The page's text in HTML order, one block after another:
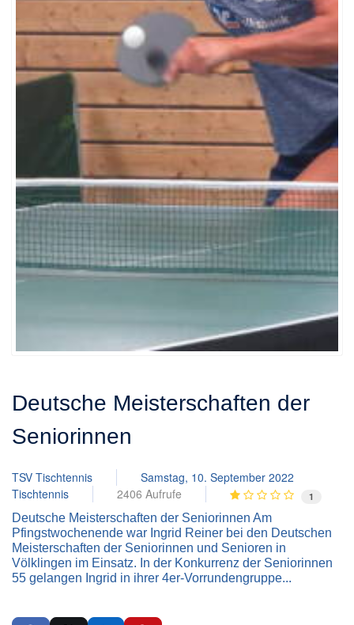
Deutsche Meisterschaften der
Seniorinnen
TSV Tischtennis
Samstag, 10. September 2022
Tischtennis
2406 Aufrufe 1
Deutsche Meisterschaften der Seniorinnen Am
Pfingstwochenende war Ingrid Reiner bei den Deutschen
Meisterschaften der Seniorinnen und Senioren in
Völklingen im Einsatz. In der Konkurrenz der Seniorinnen
55 gelangen Ingrid in ihrer 4er-Vorrundengruppe...